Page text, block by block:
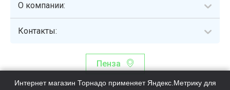
О компании:
Контакты:
Пенза
Торнадо - интернет-гипермаркет, осуществляющий сборку,
Интернет магазин Торнадо применяет Яндекс.Метрику для